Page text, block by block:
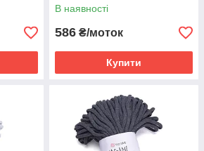
В наявності
586 ₴/моток
Купити